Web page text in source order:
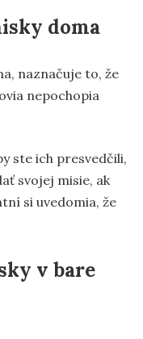
doma
naznačuje to, že
nepochopia
ste ich presvedčili,
svojej misie, ak
si uvedomia, že
v bare